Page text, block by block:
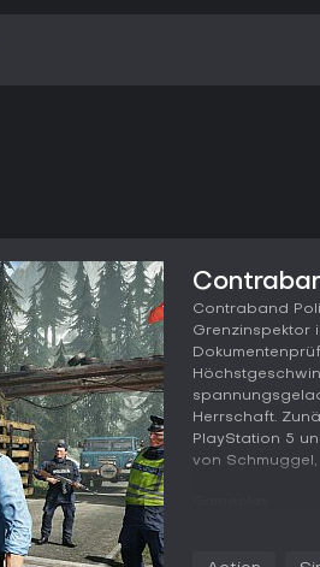
Contraband
Grenzinspektor
Herrschaft.
PlayStation 5
von